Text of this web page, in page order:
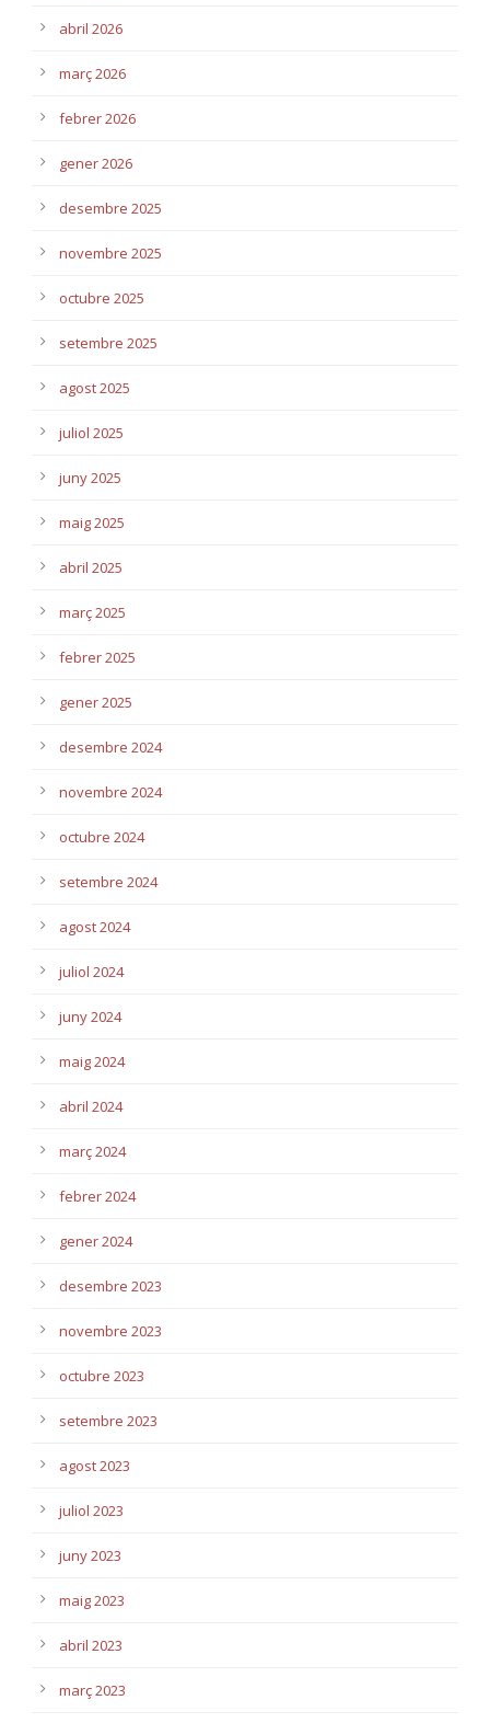
abril 2026
març 2026
febrer 2026
gener 2026
desembre 2025
novembre 2025
octubre 2025
setembre 2025
agost 2025
juliol 2025
juny 2025
maig 2025
abril 2025
març 2025
febrer 2025
gener 2025
desembre 2024
novembre 2024
octubre 2024
setembre 2024
agost 2024
juliol 2024
juny 2024
maig 2024
abril 2024
març 2024
febrer 2024
gener 2024
desembre 2023
novembre 2023
octubre 2023
setembre 2023
agost 2023
juliol 2023
juny 2023
maig 2023
abril 2023
març 2023